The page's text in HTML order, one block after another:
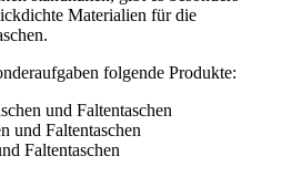
Materialien für die
folgende Produkte:
und Faltentaschen
und Faltentaschen
Faltentaschen